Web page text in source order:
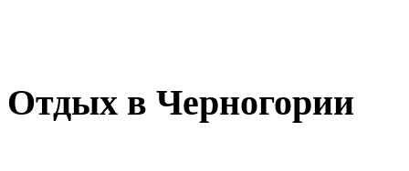
Отдых в Черногории